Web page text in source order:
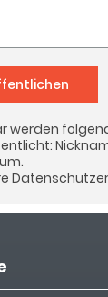
werden